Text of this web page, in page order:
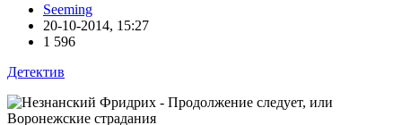
Seeming
20-10-2014, 15:27
1 596
Детектив